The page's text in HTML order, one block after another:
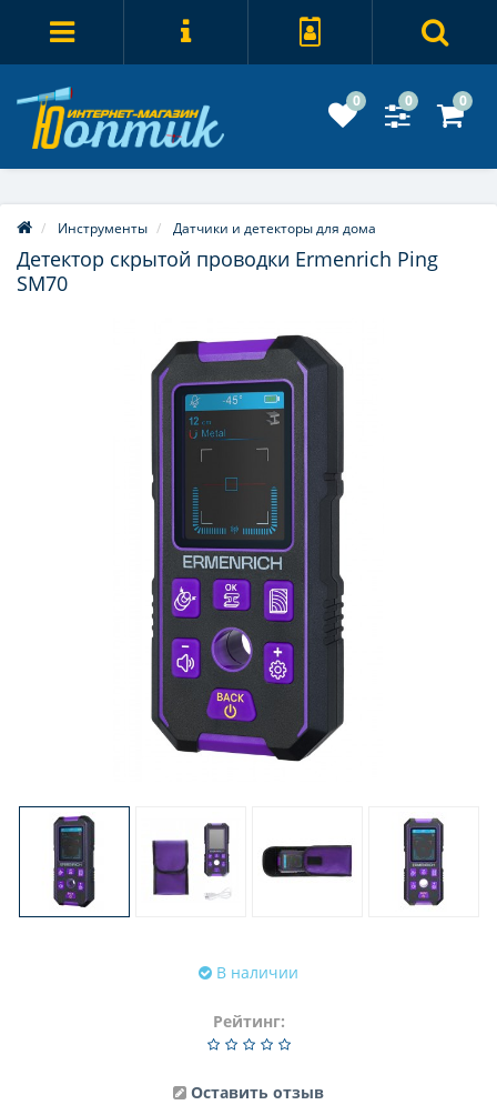
0 0 0
Инструменты Датчики и детекторы для дома
Детектор скрытой проводки Ermenrich Ping
SM70
В наличии
Рейтинг:
Оставить отзыв